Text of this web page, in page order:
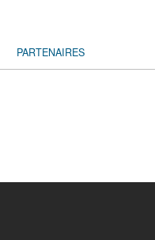
PARTENAIRES